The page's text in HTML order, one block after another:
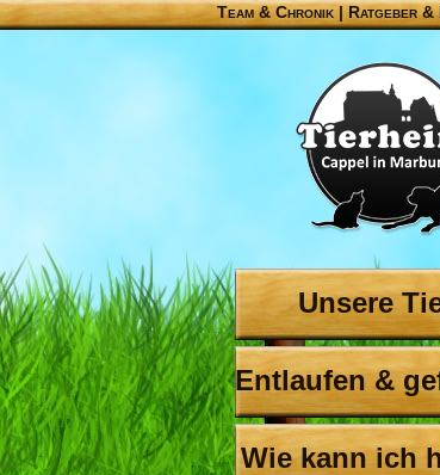
Team & Chronik |Ratgeber &
Unsere
Entlaufen &
Wie kann ich